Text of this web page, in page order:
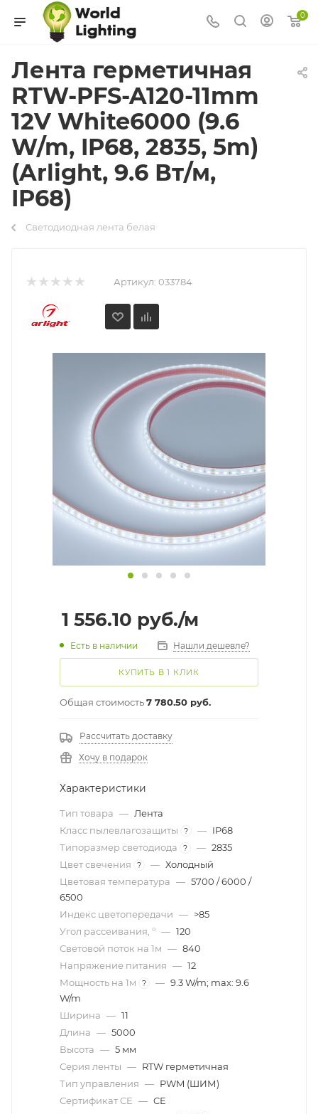
0
Лента герметичная
RTW-PFS-A120-11mm
12V White6000 (9.6
W/m, IP68, 2835, 5m)
(Arlight, 9.6 Вт/м,
IP68)
Светодиодная лента белая
Артикул: 033784
1 556.10 руб./м
Есть в наличии Нашли дешевле?
КУПИТЬ В 1 КЛИК
Общая стоимость7 780.50 руб.
Рассчитать доставку
Хочу в подарок
Характеристики
Тип товара — Лента
Класс пылевлагозащиты
? — IP68
Типоразмер светодиода
? — 2835
Цвет свечения
? — Холодный
Цветовая температура — 5700 / 6000 /
6500
Индекс цветопередачи — >85
Угол рассеивания, ° — 120
Световой поток на 1м — 840
Напряжение питания — 12
Мощность на 1м
? — 9.3 W/m; max: 9.6
W/m
Ширина — 11
Длина — 5000
Высота — 5 мм
Серия ленты — RTW герметичная
Тип управления — PWM (ШИМ)
Сертификат CE — CE